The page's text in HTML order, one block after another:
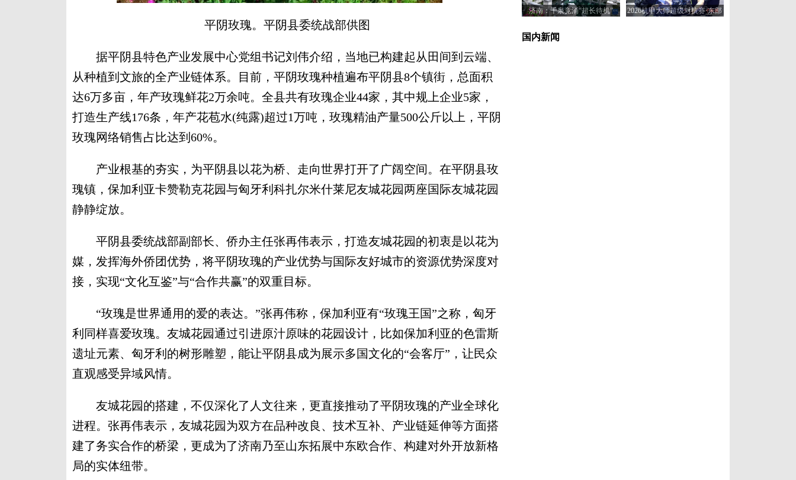
平阴玫瑰。平阴县委统战部供图
据平阴县特色产业发展中心党组书记刘伟介绍，当地已构建起从田间到云端、
从种植到文旅的全产业链体系。目前，平阴玫瑰种植遍布平阴县8个镇街，总面积
达6万多亩，年产玫瑰鲜花2万余吨。全县共有玫瑰企业44家，其中规上企业5家，
打造生产线176条，年产花苞水(纯露)超过1万吨，玫瑰精油产量500公斤以上，平阴
玫瑰网络销售占比达到60%。
产业根基的夯实，为平阴县以花为桥、走向世界打开了广阔空间。在平阴县玫
瑰镇，保加利亚卡赞勒克花园与匈牙利科扎尔米什莱尼友城花园两座国际友城花园
静静绽放。
平阴县委统战部副部长、侨办主任张再伟表示，打造友城花园的初衷是以花为
媒，发挥海外侨团优势，将平阴玫瑰的产业优势与国际友好城市的资源优势深度对
接，实现“文化互鉴”与“合作共赢”的双重目标。
“玫瑰是世界通用的爱的表达。”张再伟称，保加利亚有“玫瑰王国”之称，匈牙
利同样喜爱玫瑰。友城花园通过引进原汁原味的花园设计，比如保加利亚的色雷斯
遗址元素、匈牙利的树形雕塑，能让平阴县成为展示多国文化的“会客厅”，让民众
直观感受异域风情。
友城花园的搭建，不仅深化了人文往来，更直接推动了平阴玫瑰的产业全球化
进程。张再伟表示，友城花园为双方在品种改良、技术互补、产业链延伸等方面搭
建了务实合作的桥梁，更成为了济南乃至山东拓展中东欧合作、构建对外开放新格
局的实体纽带。
济南：千泉竞涌“超长待机”
2026机甲大师超级对抗赛·东部
国内新闻